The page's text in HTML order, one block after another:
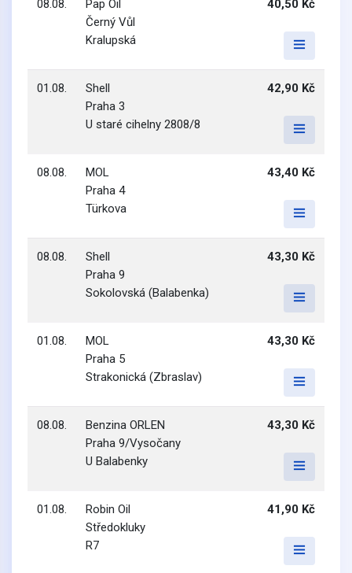
08.08.
Pap Oil
Černý Vůl
Kralupská
40,50 Kč
01.08.
Shell
Praha 3
U staré cihelny 2808/8
42,90 Kč
08.08.
MOL
Praha 4
Türkova
43,40 Kč
08.08.
Shell
Praha 9
Sokolovská (Balabenka)
43,30 Kč
01.08.
MOL
Praha 5
Strakonická (Zbraslav)
43,30 Kč
08.08.
Benzina ORLEN
Praha 9/Vysočany
U Balabenky
43,30 Kč
01.08.
Robin Oil
Středokluky
R7
41,90 Kč